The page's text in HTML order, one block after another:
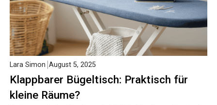
Klappbarer Bügeltisch: Praktisch für
kleine Räume?
Lara Simon August 5, 2025